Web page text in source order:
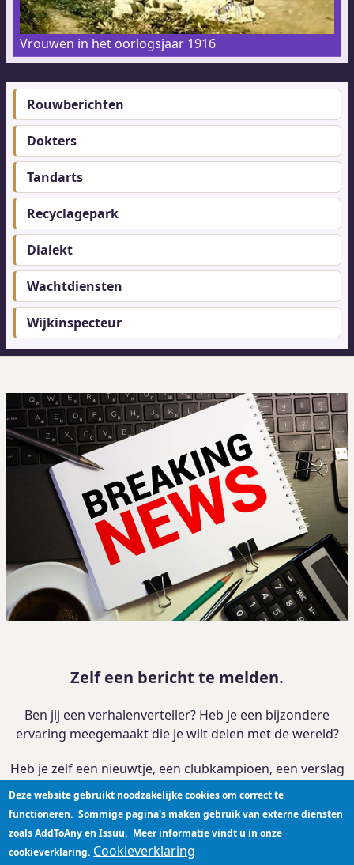
Vrouwen in het oorlogsjaar 1916
Footer-
menu
Rouwberichten
Dokters
Tandarts
Recyclagepark
Dialekt
Wachtdiensten
Wijkinspecteur
Zelf een bericht te melden.
Ben jij een verhalenverteller? Heb je een bijzondere
ervaring meegemaakt die je wilt delen met de wereld?
Heb je zelf een nieuwtje, een clubkampioen, een verslag
van je activiteit?
Je kan je verhaalhier plaatsen
Privacyverklaring|Cookieverklaring
Deze website gebruikt noodzakelijke cookies om correct te
functioneren. Sommige pagina's maken gebruik van externe diensten
zoals AddToAny en Issuu. Meer informatie vindt u in onze
cookieverklaring. Cookieverklaring